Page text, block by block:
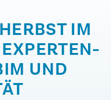
IM
UND